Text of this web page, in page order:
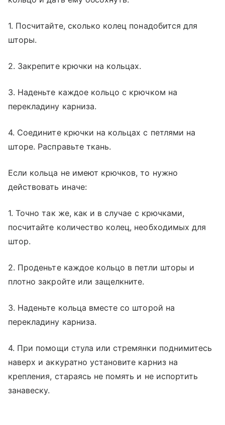
1. Посчитайте, сколько колец понадобится для
шторы.
2. Закрепите крючки на кольцах.
3. Наденьте каждое кольцо с крючком на
перекладину карниза.
4. Соедините крючки на кольцах с петлями на
шторе. Расправьте ткань.
Если кольца не имеют крючков, то нужно
действовать иначе:
1. Точно так же, как и в случае с крючками,
посчитайте количество колец, необходимых для
штор.
2. Проденьте каждое кольцо в петли шторы и
плотно закройте или защелкните.
3. Наденьте кольца вместе со шторой на
перекладину карниза.
4. При помощи стула или стремянки поднимитесь
наверх и аккуратно установите карниз на
крепления, стараясь не помять и не испортить
занавеску.